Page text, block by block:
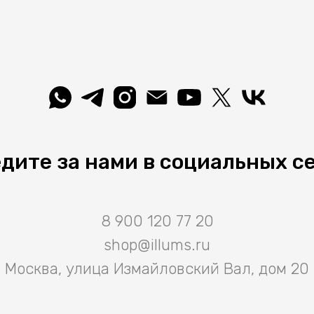
за нами в социальных
8 900 120 77 20
shop@illums.ru
Москва, улица Измайловский Вал, дом 20